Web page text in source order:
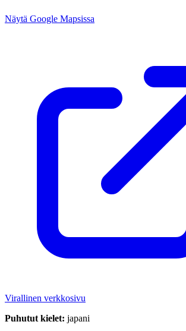
Näytä Google Mapsissa
Virallinen verkkosivu
Puhutut kielet: japani